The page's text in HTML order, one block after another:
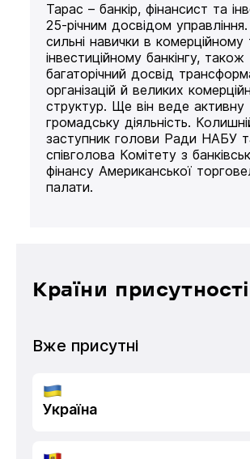
Тарас – банкір, фінансист та
25-річним досвідом
сильні навички в комерційному
інвестиційному банкінгу, також
багаторічний досвід
організацій й великих
структур. Ще він веде активну
громадську діяльність.
заступник голови Ради НАБУ
співголова Комітету з
фінансу Американської
палати.
Країни присутності
Вже присутні
Україна